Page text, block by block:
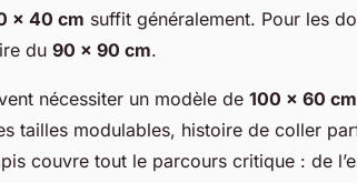
x 40 cm suffit généralement. Pour les
du 90 x 90 cm.
nécessiter un modèle de 100 x 60 cm
tailles modulables, histoire de coller
couvre tout le parcours critique : de